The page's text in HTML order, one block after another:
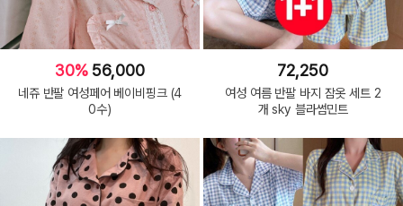
30% 56,000
네쥬 반팔 여성페어 베이비핑크 (4
0수)
72,250
여성 여름 반팔 바지 잠옷 세트 2
개 sky 블라썸민트